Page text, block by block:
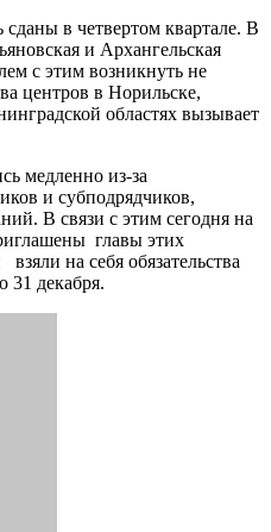
в четвертом квартале. В
и Архангельская
с этим возникнуть не
центров в Норильске,
областях вызывает
медленно из-за
и субподрядчиков,
В связи с этим сегодня на
главы этих
на себя обязательства
31 декабря.